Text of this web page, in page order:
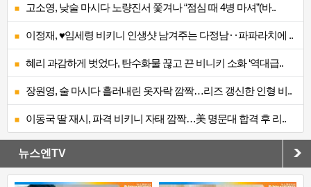
고소영, 낮술 마시다 노량진서 쫓겨나 “점심 때 4병 마셔”(바..
이정재, ♥임세령 비키니 인생샷 남겨주는 다정남‥파파라치에 ..
혜리 과감하게 벗었다, 탄수화물 끊고 끈 비니키 소화 ‘역대급..
장원영, 술 마시다 흘러내린 옷자락 깜짝…리즈 갱신한 인형 비..
이동국 딸 재시, 파격 비키니 자태 깜짝…美 명문대 합격 후 리..
뉴스엔TV